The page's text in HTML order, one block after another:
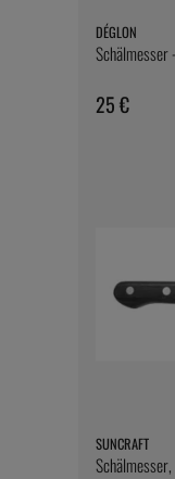
DÉGLON
Schälmesser
25 €
SUNCRAFT